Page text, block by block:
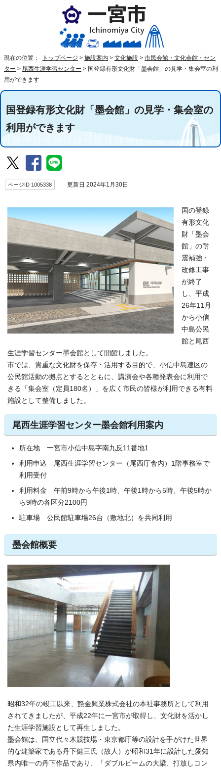
現在の位置： トップページ > 施設案内 > 文化施設 > 市民会館・文化会館・セン
ター > 尾西生涯学習センター > 国登録有形文化財「墨会館」の見学・集会室の利
用ができます
国登録有形文化財「墨会館」の見学・集会室の
利用ができます
ページID 1005338 更新日 2024年1月30日
国の登録
有形文化
財「墨会
館」の耐
震補強・
改修工事
が終了
し、平成
26年11月
から小信
中島公民
館と尾西
生涯学習センター墨会館として開館しました。
市では、貴重な文化財を保存・活用する目的で、小信中島連区の
公民館活動の拠点とするとともに、講演会や各種発表会に利用で
きる「集会室（定員180名）」を広く市民の皆様が利用できる有料
施設として整備しました。
尾西生涯学習センター墨会館利用案内
所在地 一宮市小信中島字南九反11番地1
利用申込 尾西生涯学習センター（尾西庁舎内）1階事務室で
利用受付
利用料金 午前9時から午後1時、午後1時から5時、午後5時か
ら9時の各区分2100円
駐車場 公民館駐車場26台（敷地北）を共同利用
墨会館概要
昭和32年の竣工以来、艶金興業株式会社の本社事務所として利用
されてきましたが、平成22年に一宮市が取得し、文化財を活かし
た生涯学習施設として再生しました。
墨会館は、国立代々木競技場・東京都庁等の設計を手がけた世界
的な建築家である丹下健三氏（故人）が昭和31年に設計した愛知
県内唯一の丹下作品であり、「ダブルビームの大梁、打放しコン